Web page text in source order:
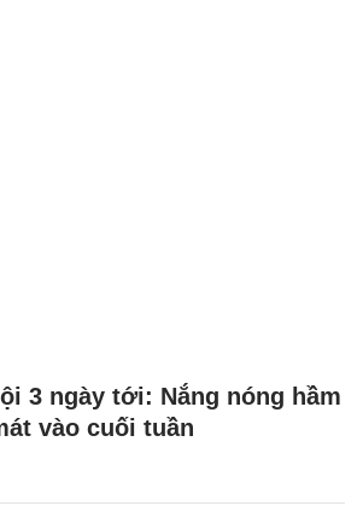
3 ngày tới: Nắng nóng hầm
vào cuối tuần